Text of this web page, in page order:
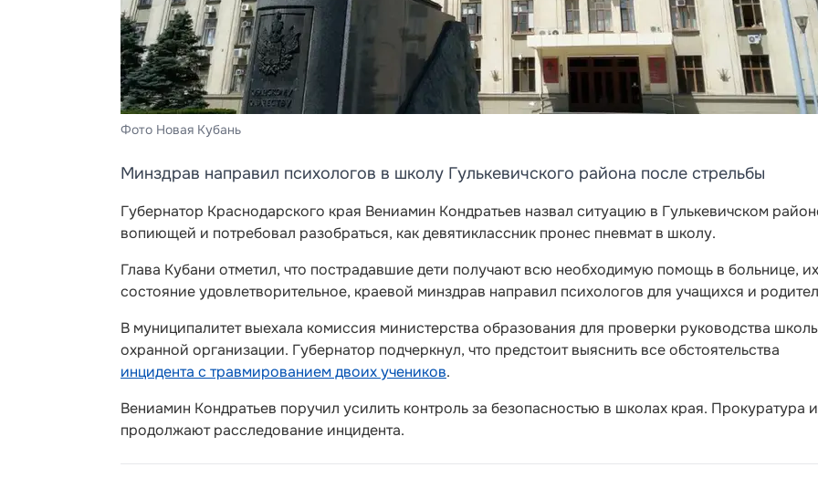
Фото Новая Кубань
Минздрав направил психологов в школу Гулькевичского района после стрельбы
Губернатор Краснодарского края Вениамин Кондратьев назвал ситуацию в Гулькевичском
вопиющей и потребовал разобраться, как девятиклассник пронес пневмат в школу.
Глава Кубани отметил, что пострадавшие дети получают всю необходимую помощь в больнице, их
состояние удовлетворительное, краевой минздрав направил психологов для учащихся и
В муниципалитет выехала комиссия министерства образования для проверки руководства
охранной организации. Губернатор подчеркнул, что предстоит выяснить все обстоятельства
инцидента с травмированием двоих учеников.
Вениамин Кондратьев поручил усилить контроль за безопасностью в школах края. Прокуратура
продолжают расследование инцидента.